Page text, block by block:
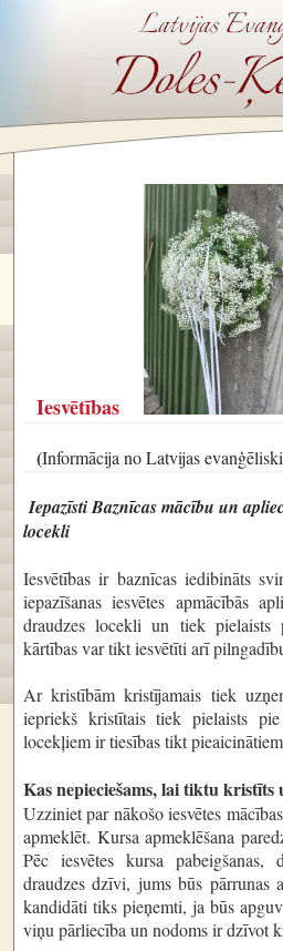
Iesvētības
(Informācija no Latvijas
Iepazīsti Baznīcas mācību un
locekli
Iesvētības ir baznīcas iedibināts
iepazīšanas iesvētes apmācībās
draudzes locekli un tiek pielaists
kārtības var tikt iesvētīti arī
Ar kristībām kristījamais tiek
iepriekš kristītais tiek pielaists
locekļiem ir tiesības tikt
Kas nepieciešams, lai tiktu kristīts
Uzziniet par nākošo iesvētes
apmeklēt. Kursa apmeklēšana
Pēc iesvētes kursa pabeigšanas,
draudzes dzīvi, jums būs pārrunas
kandidāti tiks pieņemti, ja būs
viņu pārliecība un nodoms ir dzīvot